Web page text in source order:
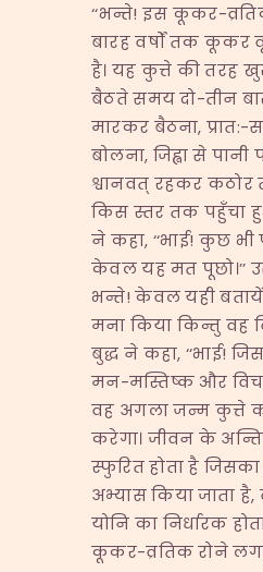
‘‘भन्ते! इस कूकर-
बारह वर्षों तक कूकर
है। यह कुत्ते की तरह
बैठते समय दो-तीन
मारकर बैठना, प्रात:-
बोलना, जिह्वा से पानी
श्वानवत् रहकर कठोर
किस स्तर तक पहुँचा
ने कहा, ‘‘भाई! कुछ
केवल यह मत पूछो।’’
भन्ते! केवल यही
मना किया किन्तु वह
बुद्ध ने कहा, ‘‘भाई!
मन-मस्तिष्क और
वह अगला जन्म कुत्ते
करेगा। जीवन के
स्फुरित होता है
अभ्यास किया जाता
योनि का निर्धारक
कूकर-व्रतिक रोने